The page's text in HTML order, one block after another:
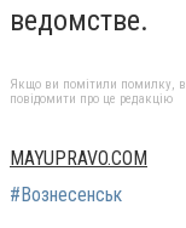
ведомстве.
Якщо ви помітили помилку,
повідомити про це редакцію
MAYUPRAVO.COM
#Вознесенськ